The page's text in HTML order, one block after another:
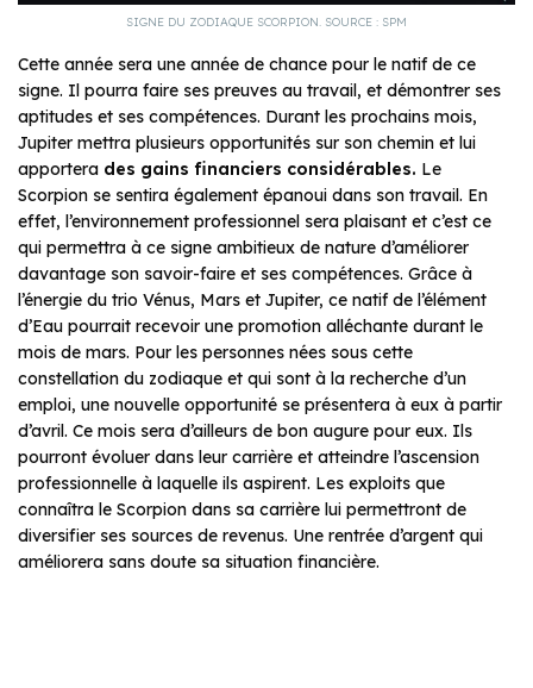
SIGNE DU ZODIAQUE SCORPION. SOURCE : SPM
Cette année sera une année de chance pour le natif de ce
signe. Il pourra faire ses preuves au travail, et démontrer ses
aptitudes et ses compétences. Durant les prochains mois,
Jupiter mettra plusieurs opportunités sur son chemin et lui
apportera des gains financiers considérables. Le
Scorpion se sentira également épanoui dans son travail. En
effet, l’environnement professionnel sera plaisant et c’est ce
qui permettra à ce signe ambitieux de nature d’améliorer
davantage son savoir-faire et ses compétences. Grâce à
l’énergie du trio Vénus, Mars et Jupiter, ce natif de l’élément
d’Eau pourrait recevoir une promotion alléchante durant le
mois de mars. Pour les personnes nées sous cette
constellation du zodiaque et qui sont à la recherche d’un
emploi, une nouvelle opportunité se présentera à eux à partir
d’avril. Ce mois sera d’ailleurs de bon augure pour eux. Ils
pourront évoluer dans leur carrière et atteindre l’ascension
professionnelle à laquelle ils aspirent. Les exploits que
connaîtra le Scorpion dans sa carrière lui permettront de
diversifier ses sources de revenus. Une rentrée d’argent qui
améliorera sans doute sa situation financière.